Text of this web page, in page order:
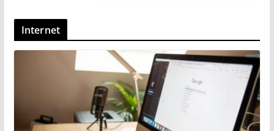
Internet